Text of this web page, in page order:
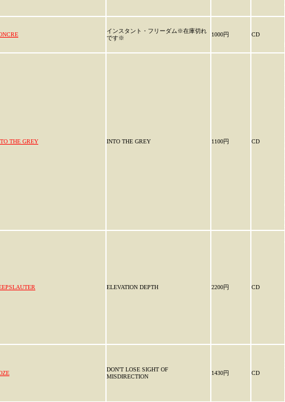
インスタント・フリーダム※在庫切れ
です※
1000円 CD
THE GREY INTO THE GREY 1100円 CD
ELEVATION DEPTH 2200円 CD
DON'T LOSE SIGHT OF
MISDIRECTION
1430円 CD